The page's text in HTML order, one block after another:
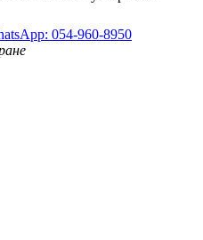
054-960-8950